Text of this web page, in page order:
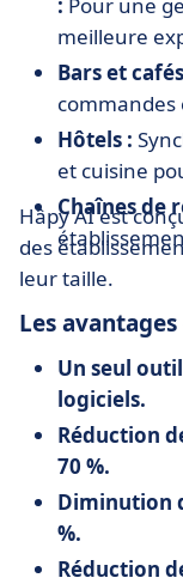
meilleure
Bars et
commandes
Hôtels :
et cuisine
Chaînes de
Hâpy AI est
des
leur taille.
Les
Un seul
logiciels.
Réduction
70 %.
Diminution
%.
Réduction